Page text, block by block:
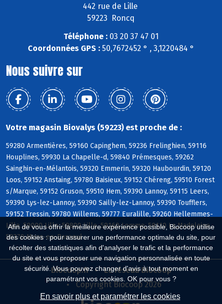
Afin de vous offrir la meilleure expérience possible, Biocoop utilise
des cookies : pour assurer une performance optimale du site, pour
récolter des statistiques afin d'analyser le trafic et la performance
du site et vous proposer une navigation personnalisée en toute
sécurité. Vous pouvez changer d'avis à tout moment en
paramétrant vos cookies. OK pour vous ?
En savoir plus et paramétrer les cookies
442 rue de Lille
59223 Roncq
Téléphone : 03 20 37 47 01
Coordonnées GPS : 50,7672452 ° , 3,1220484 °
Nous suivre sur
Votre magasin Biovalys (59223) est proche de :
59280 Armentières, 59160 Capinghem, 59236 Frelinghien, 59116
Houplines, 59930 La Chapelle-d, 59840 Prémesques, 59262
Sainghin-en-Mélantois, 59320 Emmerin, 59320 Haubourdin, 59120
Loos, 59152 Anstaing, 59780 Baisieux, 59152 Chéreng, 59510 Forest
s/Marque, 59152 Gruson, 59510 Hem, 59390 Lannoy, 59115 Leers,
59390 Lys-lez-Lannoy, 59390 Sailly-lez-Lannoy, 59390 Toufflers,
59152 Tressin, 59780 Willems, 59777 Euralille, 59260 Hellemmes-
Lille, 59000 Lille, 59800 Lille, 59160 Lomme, 59110 La Madeleine,
59370 Mons-en-Baroeul
Biocoop.fr
Le réseau Biocoop
Copyright Biocoop 2026